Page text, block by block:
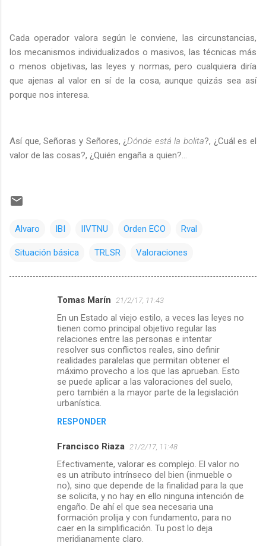
Cada operador valora según le conviene, las circunstancias,
los mecanismos individualizados o masivos, las técnicas más
o menos objetivas, las leyes y normas, pero cualquiera diría
que ajenas al valor en sí de la cosa, aunque quizás sea así
porque nos interesa.
Así que, Señoras y Señores, ¿Dónde está la bolita?, ¿Cuál es el
valor de las cosas?, ¿Quién engaña a quien?...
Alvaro IBI IIVTNU Orden ECO Rval
Situación básica TRLSR Valoraciones
Tomas Marín 21/2/17, 11:43
En un Estado al viejo estilo, a veces las leyes no
tienen como principal objetivo regular las
relaciones entre las personas e intentar
resolver sus conflictos reales, sino definir
realidades paralelas que permitan obtener el
máximo provecho a los que las aprueban. Esto
se puede aplicar a las valoraciones del suelo,
pero también a la mayor parte de la legislación
urbanística.
RESPONDER
Francisco Riaza 21/2/17, 11:48
Efectivamente, valorar es complejo. El valor no
es un atributo intrínseco del bien (inmueble o
no), sino que depende de la finalidad para la que
se solicita, y no hay en ello ninguna intención de
engaño. De ahí el que sea necesaria una
formación prolija y con fundamento, para no
caer en la simplificación. Tu post lo deja
meridianamente claro.